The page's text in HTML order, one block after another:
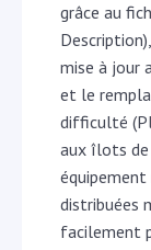
grâce au
mise à jour
et le
difficulté
aux îlots
distribuées
facilement